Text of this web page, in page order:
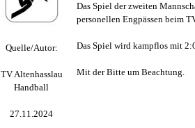
Quelle/Autor:
TV Altenhasslau
Handball
27.11.2024
Das Spiel der zweiten
personellen Engpässen beim
Das Spiel wird kampflos mit
Mit der Bitte um Beachtung.